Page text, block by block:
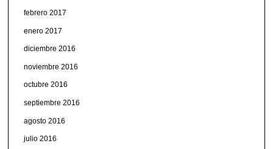
febrero 2017
enero 2017
diciembre 2016
noviembre 2016
octubre 2016
septiembre 2016
agosto 2016
julio 2016